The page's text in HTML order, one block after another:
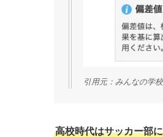
引用元：みんなの学校
高校時代はサッカー部